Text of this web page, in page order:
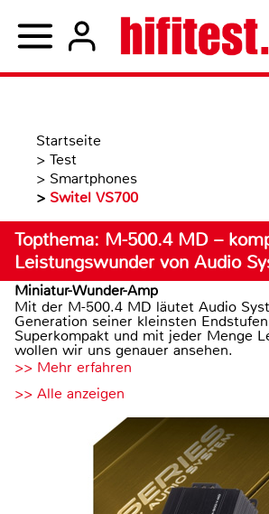
Startseite
> Test
> Smartphones
> Switel VS700
Topthema: M-500.4 MD –
Leistungswunder von Audio
Miniatur-Wunder-Amp
Mit der M-500.4 MD läutet Audio
Generation seiner kleinsten
Superkompakt und mit jeder Menge
wollen wir uns genauer ansehen.
>> Mehr erfahren
>> Alle anzeigen